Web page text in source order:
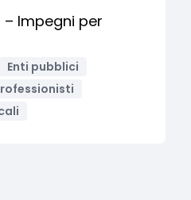
– Impegni per
Enti pubblici